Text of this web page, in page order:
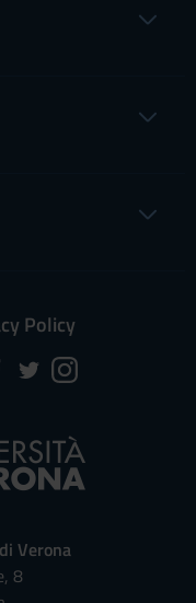
Policy
Verona
8